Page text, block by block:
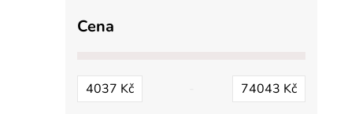
Cena
4037 Kč 74043 Kč